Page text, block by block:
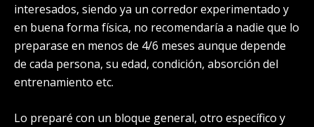
interesados, siendo ya un corredor experimentado y
en buena forma física, no recomendaría a nadie que lo
preparase en menos de 4/6 meses aunque depende
de cada persona, su edad, condición, absorción del
entrenamiento etc.
Lo preparé con un bloque general, otro específico y